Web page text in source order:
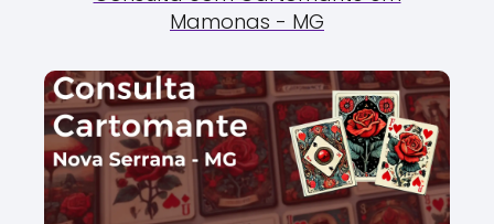
Mamonas - MG